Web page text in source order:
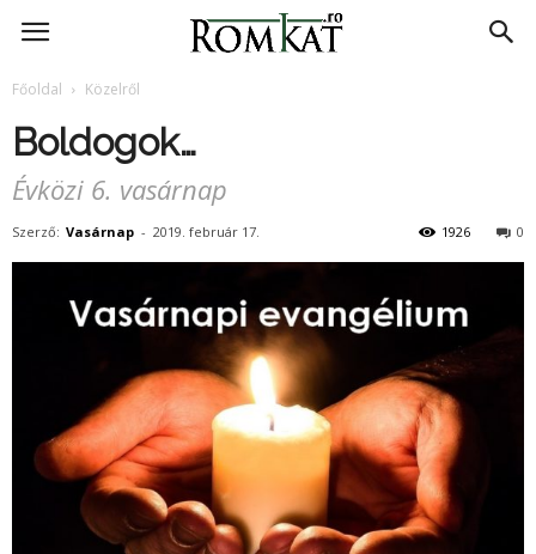
RomKat.ro
Főoldal Közelről
Boldogok…
Évközi 6. vasárnap
Szerző: Vasárnap - 2019. február 17. 0
1926